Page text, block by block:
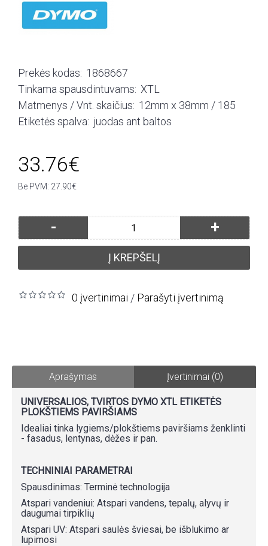
Prekės kodas: 1868667
Tinkama spausdintuvams: XTL
Matmenys / Vnt. skaičius: 12mm x 38mm / 185
Etiketės spalva: juodas ant baltos
33.76€
Be PVM: 27.90€
- +
Į KREPŠELĮ
0 įvertinimai / Parašyti įvertinimą
Aprašymas Įvertinimai (0)
UNIVERSALIOS, TVIRTOS DYMO XTL ETIKETĖS
PLOKŠTIEMS PAVIRŠIAMS
Idealiai tinka lygiems/plokštiems paviršiams ženklinti
- fasadus, lentynas, dėžes ir pan.
TECHNINIAI PARAMETRAI
Spausdinimas: Terminė technologija
Atspari vandeniui: Atspari vandens, tepalų, alyvų ir
daugumai tirpiklių
Atspari UV: Atspari saulės šviesai, be išblukimo ar
lupimosi